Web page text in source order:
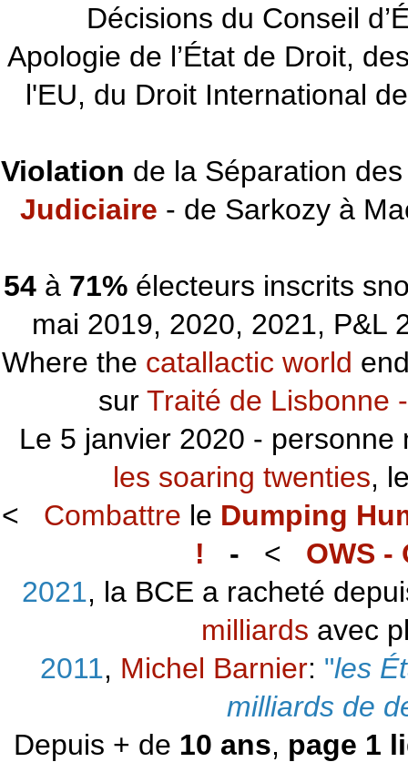
Décisions du Conseil
Apologie de l’État de Droit,
l'EU, du Droit International
Violation de la Séparation
Judiciaire - de Sarkozy à
54à 71%électeurs inscrits
mai 2019, 2020, 2021, P&L
Where the catallactic world
sur Traité de Lisbonne
Le 5 janvier 2020 -
les soaring twenties,
< Combattre le Dumping
! - < OWS -
2021, la BCE a racheté
milliards avec
2011, Michel Barnier: "les
milliards de
Depuis + de 10 ans, page 1